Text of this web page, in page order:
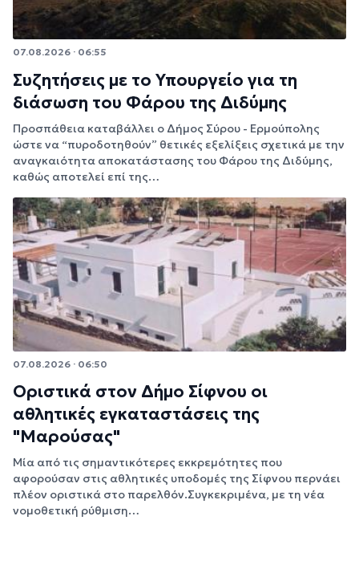
07.08.2026 · 06:55
Συζητήσεις με το Υπουργείο για τη
διάσωση του Φάρου της Διδύμης
Προσπάθεια καταβάλλει ο Δήμος Σύρου - Ερμούπολης
ώστε να “πυροδοτηθούν” θετικές εξελίξεις σχετικά με την
αναγκαιότητα αποκατάστασης του Φάρου της Διδύμης,
καθώς αποτελεί επί της…
07.08.2026 · 06:50
Οριστικά στον Δήμο Σίφνου οι
αθλητικές εγκαταστάσεις της
"Μαρούσας"
Μία από τις σημαντικότερες εκκρεμότητες που
αφορούσαν στις αθλητικές υποδομές της Σίφνου περνάει
πλέον οριστικά στο παρελθόν.Συγκεκριμένα, με τη νέα
νομοθετική ρύθμιση…